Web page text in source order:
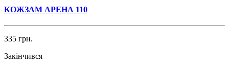
КОЖЗАМ АРЕНА 110
335 грн.
Закінчився